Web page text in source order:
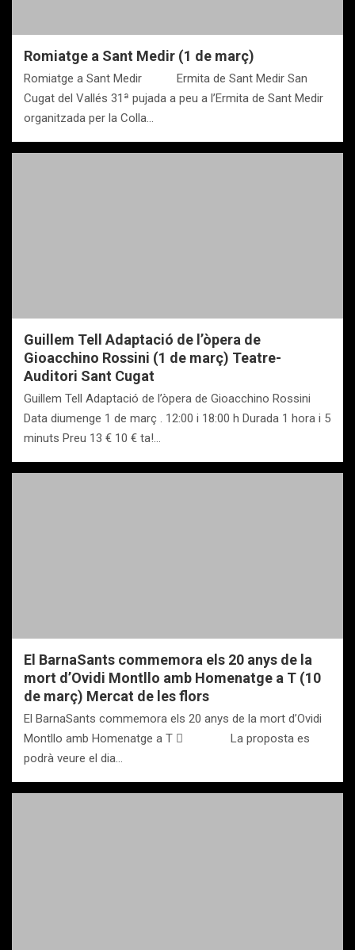
Romiatge a Sant Medir (1 de març)
Romiatge a Sant Medir Ermita de Sant Medir San
Cugat del Vallés 31ª pujada a peu a l’Ermita de Sant Medir
organitzada per la Colla…
Guillem Tell Adaptació de l’òpera de
Gioacchino Rossini (1 de març) Teatre-
Auditori Sant Cugat
Guillem Tell Adaptació de l’òpera de Gioacchino Rossini
Data diumenge 1 de març . 12:00 i 18:00 h Durada 1 hora i 5
minuts Preu 13 € 10 € ta!…
El BarnaSants commemora els 20 anys de la
mort d’Ovidi Montllo amb Homenatge a T (10
de març) Mercat de les flors
El BarnaSants commemora els 20 anys de la mort d’Ovidi
Montllo amb Homenatge a T  La proposta es
podrà veure el dia…